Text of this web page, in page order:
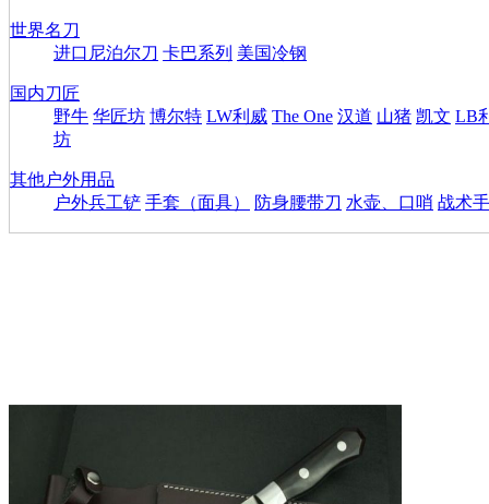
世界名刀
进口尼泊尔刀 卡巴系列 美国冷钢
国内刀匠
野牛 华匠坊 博尔特 LW利威 The One 汉道 山猪 凯文 LB
坊
其他户外用品
户外兵工铲 手套（面具） 防身腰带刀 水壶、口哨 战术